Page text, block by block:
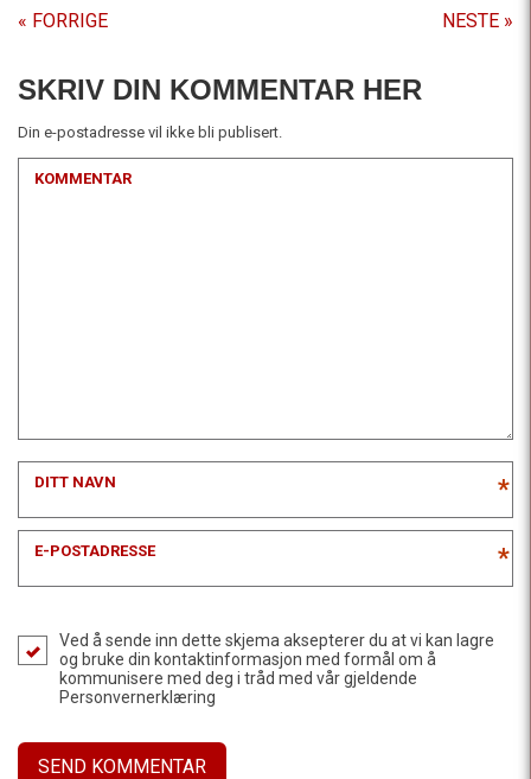
« FORRIGE NESTE »
SKRIV DIN KOMMENTAR HER
Din e-postadresse vil ikke bli publisert.
KOMMENTAR
DITT NAVN *
E-POSTADRESSE *
Ved å sende inn dette skjema aksepterer du at vi kan lagre
og bruke din kontaktinformasjon med formål om å
kommunisere med deg i tråd med vår gjeldende
Personvernerklæring